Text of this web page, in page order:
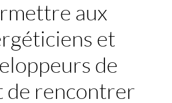
et du
aux
et
de
de rencontrer